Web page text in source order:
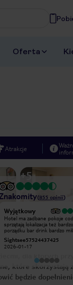
Oferta
Atrakcje
+5
(855 opinii)
Wyjątkowy
Hotel ma zadbane pokoje
sprzątają lokalizacja też
porządku bar drink bardzo
bardzo pyszne dla każdego coś
każdy znajdzie coś dla siebie
siatkówka straching pokazy
tańce brzucha itp mega fajne
Sightsee57524437425
2026-01-17
dla których
które skorzystają
będzie